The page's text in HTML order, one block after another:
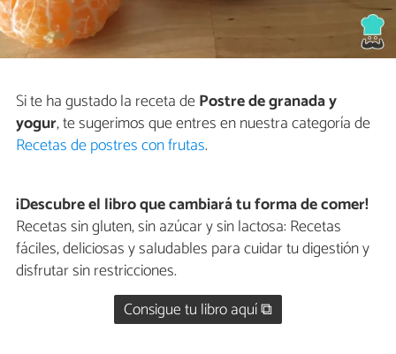
Si te ha gustado la receta dePostre de granada y
yogur, te sugerimos que entres en nuestra categoría de
Recetas de postres con frutas.
¡Descubre el libro que cambiará tu forma de comer!
Recetas sin gluten, sin azúcar y sin lactosa: Recetas
fáciles, deliciosas y saludables para cuidar tu digestión y
disfrutar sin restricciones.
Consigue tu libro aquí ⧉